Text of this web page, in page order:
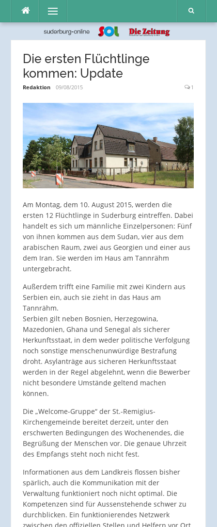
Inhalt
Menü
Die ersten Flüchtlinge
kommen: Update
Redaktion 09/08/2015 1
Am Montag, dem 10. August 2015, werden die
ersten 12 Flüchtlinge in Suderburg eintreffen. Dabei
handelt es sich um männliche Einzelpersonen: Fünf
von ihnen kommen aus dem Sudan, vier aus dem
arabischen Raum, zwei aus Georgien und einer aus
dem Iran. Sie werden im Haus am Tannrähm
untergebracht.
Außerdem trifft eine Familie mit zwei Kindern aus
Serbien ein, auch sie zieht in das Haus am
Tannrähm.
Serbien gilt neben Bosnien, Herzegowina,
Mazedonien, Ghana und Senegal als sicherer
Herkunftsstaat, in dem weder politische Verfolgung
noch sonstige menschenunwürdige Bestrafung
droht. Asylanträge aus sicheren Herkunftsstaat
werden in der Regel abgelehnt, wenn die Bewerber
nicht besondere Umstände geltend machen
können.
Die „Welcome-Gruppe“ der St.-Remigius-
Kirchengemeinde bereitet derzeit, unter den
erschwerten Bedingungen des Wochenendes, die
Begrüßung der Menschen vor. Die genaue Uhrzeit
des Empfangs steht noch nicht fest.
Informationen aus dem Landkreis flossen bisher
spärlich, auch die Kommunikation mit der
Verwaltung funktioniert noch nicht optimal. Die
Kompetenzen sind für Aussenstehende schwer zu
durchblicken. Ein funktionierendes Netzwerk